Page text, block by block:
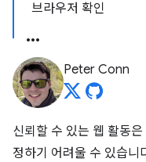
브라우저 확인
Peter Conn
신뢰할 수 있는 웹 활동
정하기 어려울 수 있습니